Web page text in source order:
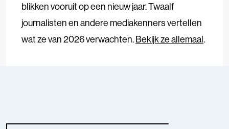
blikken vooruit op een nieuw jaar. Twaalf
journalisten en andere mediakenners vertellen
wat ze van 2026 verwachten.Bekijk ze allemaal.